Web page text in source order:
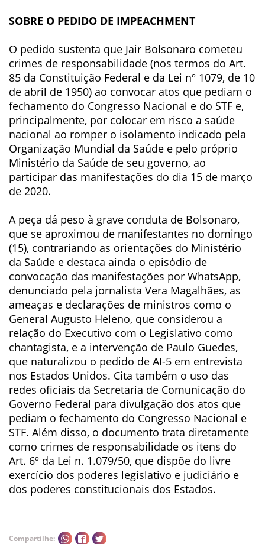
SOBRE O PEDIDO DE IMPEACHMENT
O pedido sustenta que Jair Bolsonaro cometeu
crimes de responsabilidade (nos termos do Art.
85 da Constituição Federal e da Lei nº 1079, de 10
de abril de 1950) ao convocar atos que pediam o
fechamento do Congresso Nacional e do STF e,
principalmente, por colocar em risco a saúde
nacional ao romper o isolamento indicado pela
Organização Mundial da Saúde e pelo próprio
Ministério da Saúde de seu governo, ao
participar das manifestações do dia 15 de março
de 2020.
A peça dá peso à grave conduta de Bolsonaro,
que se aproximou de manifestantes no domingo
(15), contrariando as orientações do Ministério
da Saúde e destaca ainda o episódio de
convocação das manifestações por WhatsApp,
denunciado pela jornalista Vera Magalhães, as
ameaças e declarações de ministros como o
General Augusto Heleno, que considerou a
relação do Executivo com o Legislativo como
chantagista, e a intervenção de Paulo Guedes,
que naturalizou o pedido de AI-5 em entrevista
nos Estados Unidos. Cita também o uso das
redes oficiais da Secretaria de Comunicação do
Governo Federal para divulgação dos atos que
pediam o fechamento do Congresso Nacional e
STF. Além disso, o documento trata diretamente
como crimes de responsabilidade os itens do
Art. 6º da Lei n. 1.079/50, que dispõe do livre
exercício dos poderes legislativo e judiciário e
dos poderes constitucionais dos Estados.
Compartilhe: